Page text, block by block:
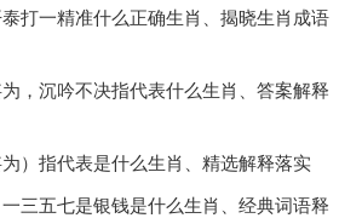
打一精准什么正确生肖、揭晓生肖成语
，沉吟不决指代表什么生肖、答案解释
）指代表是什么生肖、精选解释落实
三五七是银钱是什么生肖、经典词语释